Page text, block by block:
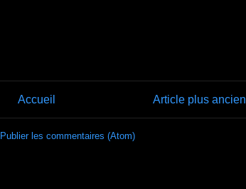
Article plus ancien
Accueil
Publier les commentaires (Atom)